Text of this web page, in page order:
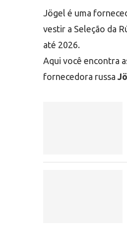
Jögel é uma
vestir a Seleção da
até 2026.
Aqui você encontra
fornecedora russa